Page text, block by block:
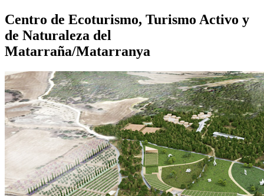
Centro de Ecoturismo, Turismo Activo y
de Naturaleza del
Matarraña/Matarranya